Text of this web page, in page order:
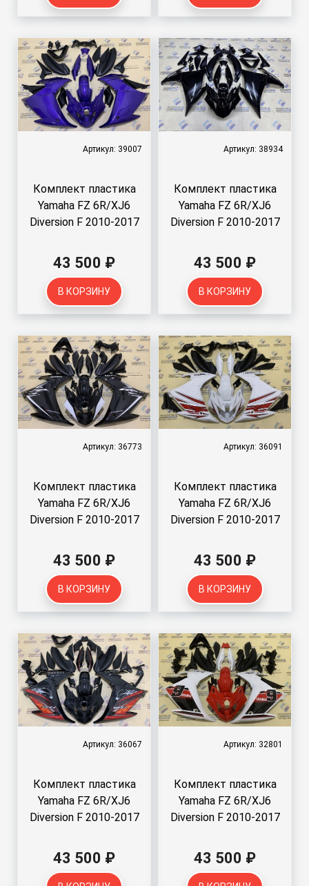
Артикул: 39007
Комплект пластика
Yamaha FZ 6R/XJ6
Diversion F 2010-2017
43 500 ₽
В КОРЗИНУ
Артикул: 38934
Комплект пластика
Yamaha FZ 6R/XJ6
Diversion F 2010-2017
43 500 ₽
В КОРЗИНУ
Артикул: 36773
Комплект пластика
Yamaha FZ 6R/XJ6
Diversion F 2010-2017
43 500 ₽
В КОРЗИНУ
Артикул: 36091
Комплект пластика
Yamaha FZ 6R/XJ6
Diversion F 2010-2017
43 500 ₽
В КОРЗИНУ
Артикул: 36067
Комплект пластика
Yamaha FZ 6R/XJ6
Diversion F 2010-2017
43 500 ₽
Артикул: 32801
Комплект пластика
Yamaha FZ 6R/XJ6
Diversion F 2010-2017
43 500 ₽